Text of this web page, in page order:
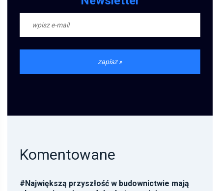
Komentowane
#Największą przyszłość w budownictwie mają